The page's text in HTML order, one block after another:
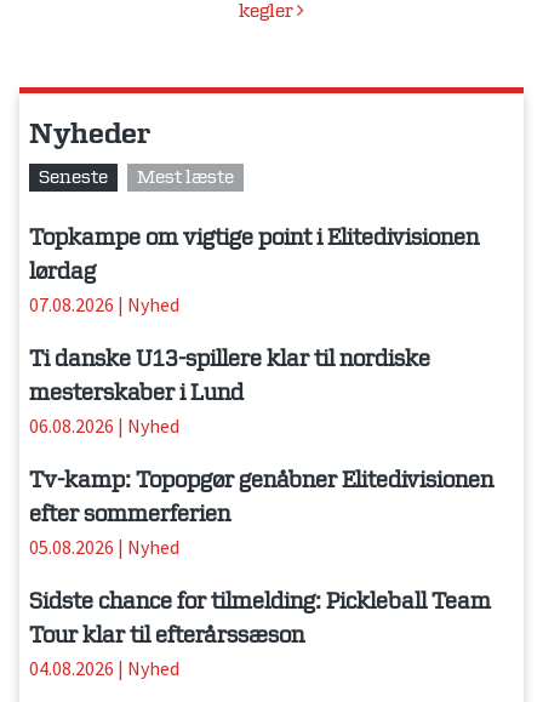
kegler
Nyheder
Seneste Mest læste
Topkampe om vigtige point i Elitedivisionen
lørdag
07.08.2026 | Nyhed
Ti danske U13-spillere klar til nordiske
mesterskaber i Lund
06.08.2026 | Nyhed
Tv-kamp: Topopgør genåbner Elitedivisionen
efter sommerferien
05.08.2026 | Nyhed
Sidste chance for tilmelding: Pickleball Team
Tour klar til efterårssæson
04.08.2026 | Nyhed